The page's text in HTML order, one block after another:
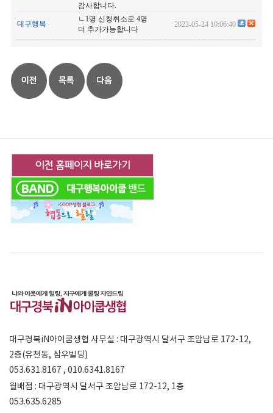
감사합니다.
대구행복
ㄴ1명 신청취소로 4명
더 추가가능합니다
2023-05-24 10:06:40
대구경북iN아이쿱생협 사무실 : 대구광역시 달서구 조암남로 172-12,
2층(유천동, 삼우빌딩)
053.631.8167 , 010.6341.8167
월배점 : 대구광역시 달서구 조암남로 172-12, 1층
053.635.6285